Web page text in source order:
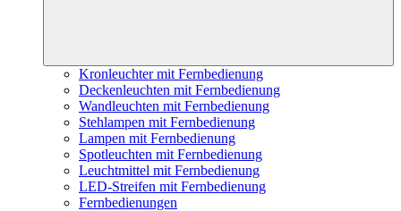
Kronleuchter mit Fernbedienung
Deckenleuchten mit Fernbedienung
Wandleuchten mit Fernbedienung
Stehlampen mit Fernbedienung
Lampen mit Fernbedienung
Spotleuchten mit Fernbedienung
Leuchtmittel mit Fernbedienung
LED-Streifen mit Fernbedienung
Fernbedienungen